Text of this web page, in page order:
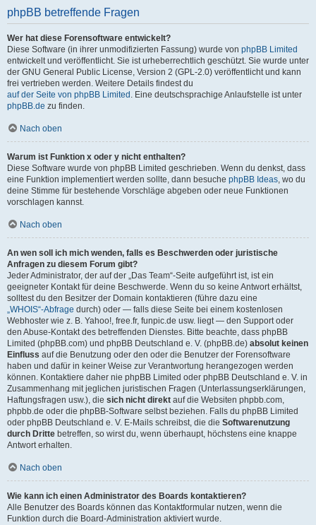
phpBB betreffende Fragen
Wer hat diese Forensoftware entwickelt?
Diese Software (in ihrer unmodifizierten Fassung) wurde von phpBB Limited
entwickelt und veröffentlicht. Sie ist urheberrechtlich geschützt. Sie wurde unter
der GNU General Public License, Version 2 (GPL-2.0) veröffentlicht und kann
frei vertrieben werden. Weitere Details findest du
auf der Seite von phpBB Limited . Eine deutschsprachige Anlaufstelle ist unter
phpBB.de zu finden.
Nach oben
Warum ist Funktion x oder y nicht enthalten?
Diese Software wurde von phpBB Limited geschrieben. Wenn du denkst, dass
eine Funktion implementiert werden sollte, dann besuche phpBB Ideas, wo du
deine Stimme für bestehende Vorschläge abgeben oder neue Funktionen
vorschlagen kannst.
Nach oben
An wen soll ich mich wenden, falls es Beschwerden oder juristische
Anfragen zu diesem Forum gibt?
Jeder Administrator, der auf der „Das Team“-Seite aufgeführt ist, ist ein
geeigneter Kontakt für deine Beschwerde. Wenn du so keine Antwort erhältst,
solltest du den Besitzer der Domain kontaktieren (führe dazu eine
„WHOIS“-Abfrage durch) oder — falls diese Seite bei einem kostenlosen
Webhoster wie z. B. Yahoo!, free.fr, funpic.de usw. liegt — den Support oder
den Abuse-Kontakt des betreffenden Dienstes. Bitte beachte, dass phpBB
Limited (phpBB.com) und phpBB Deutschland e. V. (phpBB.de) absolut keinen
Einfluss auf die Benutzung oder den oder die Benutzer der Forensoftware
haben und dafür in keiner Weise zur Verantwortung herangezogen werden
können. Kontaktiere daher nie phpBB Limited oder phpBB Deutschland e. V. in
Zusammenhang mit jeglichen juristischen Fragen (Unterlassungserklärungen,
Haftungsfragen usw.), die sich nicht direkt auf die Websiten phpbb.com,
phpbb.de oder die phpBB-Software selbst beziehen. Falls du phpBB Limited
oder phpBB Deutschland e. V. E-Mails schreibst, die die Softwarenutzung
durch Dritte betreffen, so wirst du, wenn überhaupt, höchstens eine knappe
Antwort erhalten.
Nach oben
Wie kann ich einen Administrator des Boards kontaktieren?
Alle Benutzer des Boards können das Kontaktformular nutzen, wenn die
Funktion durch die Board-Administration aktiviert wurde.